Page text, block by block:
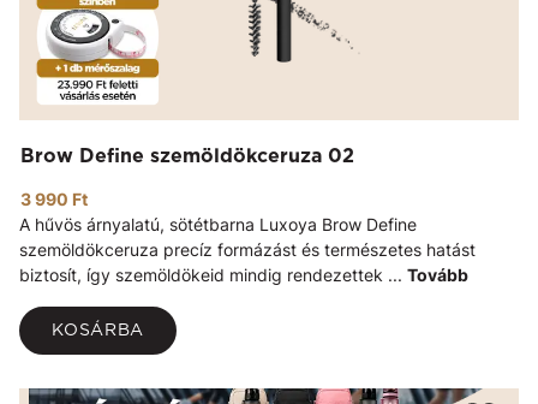
Brow Define szemöldökceruza 02
3 990 Ft
A hűvös árnyalatú, sötétbarna Luxoya Brow Define
szemöldökceruza precíz formázást és természetes hatást
biztosít, így szemöldökeid mindig rendezettek ... Tovább
KOSÁRBA